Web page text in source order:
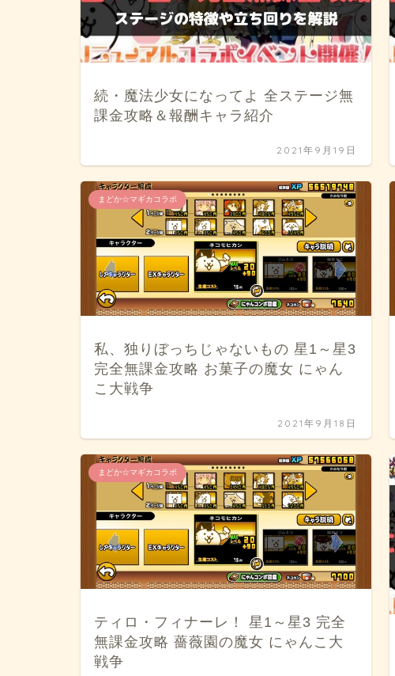
続・魔法少女になってよ 全ステージ無
課金攻略＆報酬キャラ紹介
2021年9月19日
まどか☆マギカコラボ
私、独りぼっちじゃないもの 星1～星3
完全無課金攻略 お菓子の魔女 にゃん
こ大戦争
2021年9月18日
まどか☆マギカコラボ
ティロ・フィナーレ！ 星1～星3 完全
無課金攻略 薔薇園の魔女 にゃんこ大
戦争